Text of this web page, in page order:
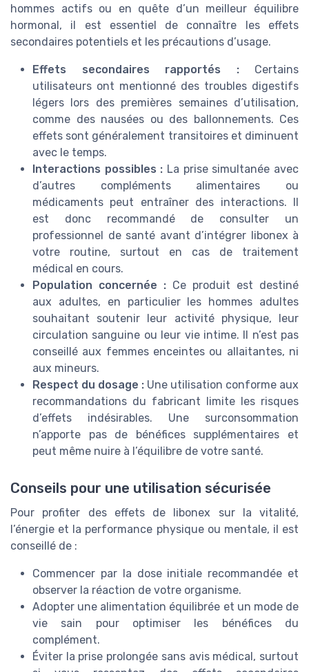
hommes actifs ou en quête d’un meilleur équilibre
hormonal, il est essentiel de connaître les effets
secondaires potentiels et les précautions d’usage.
Effets secondaires rapportés :Certains
utilisateurs ont mentionné des troubles digestifs
légers lors des premières semaines d’utilisation,
comme des nausées ou des ballonnements. Ces
effets sont généralement transitoires et diminuent
avec le temps.
Interactions possibles : La prise simultanée avec
d’autres compléments alimentaires ou
médicaments peut entraîner des interactions. Il
est donc recommandé de consulter un
professionnel de santé avant d’intégrer libonex à
votre routine, surtout en cas de traitement
médical en cours.
Population concernée : Ce produit est destiné
aux adultes, en particulier les hommes adultes
souhaitant soutenir leur activité physique, leur
circulation sanguine ou leur vie intime. Il n’est pas
conseillé aux femmes enceintes ou allaitantes, ni
aux mineurs.
Respect du dosage : Une utilisation conforme aux
recommandations du fabricant limite les risques
d’effets indésirables. Une surconsommation
n’apporte pas de bénéfices supplémentaires et
peut même nuire à l’équilibre de votre santé.
Conseils pour une utilisation sécurisée
Pour profiter des effets de libonex sur la vitalité,
l’énergie et la performance physique ou mentale, il est
conseillé de :
Commencer par la dose initiale recommandée et
observer la réaction de votre organisme.
Adopter une alimentation équilibrée et un mode de
vie sain pour optimiser les bénéfices du
complément.
Éviter la prise prolongée sans avis médical, surtout